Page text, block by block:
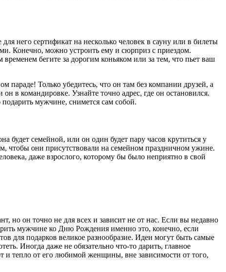
него сертификат на несколько человек в сауну или в билеты
Конечно, можно устроить ему и сюрприз с приездом.
бегите за дорогим коньяком или за тем, что пьет ваш
Только убедитесь, что он там без компании друзей, а
в командировке. Узнайте точно адрес, где он остановился.
мужчине, снимется сам собой.
семейной, или он один будет пару часов крутиться у
чтобы они присутствовали на семейном праздничном ужине.
даже взрослого, которому бы было неприятно в свой
но он точно не для всех и зависит не от нас. Если вы недавно
мужчине ко Дню Рождения именно это, конечно, если
для подарков великое разнообразие. Идеи могут быть самые
Иногда даже не обязательно что-то дарить, главное
и тепло от его любимой женщины, вне зависимости от того,